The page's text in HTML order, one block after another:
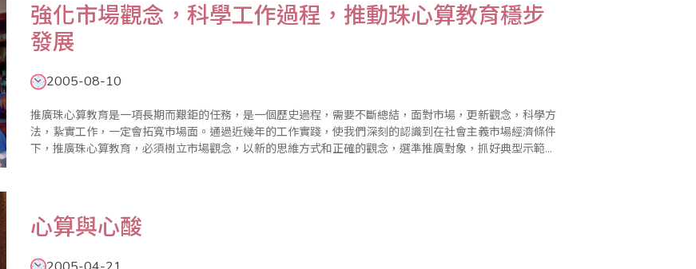
強化市場觀念，科學工作過程，推動珠心算教育穩步
發展
2005-08-10
推廣珠心算教育是一項長期而艱鉅的任務，是一個歷史過程，需要不斷總結，面對市場，更新觀念，科學方
法，紥實工作，一定會拓寬市場面。通過近幾年的工作實踐，使我們深刻的認識到在社會主義市場經濟條件
下，推廣珠心算教育，必須樹立市場觀念，以新的思維方式和正確的觀念，選準推廣對象，抓好典型示範，
心算與心酸